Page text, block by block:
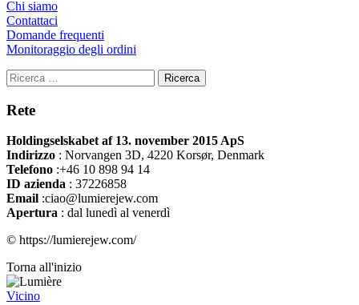
Chi siamo
Contattaci
Domande frequenti
Monitoraggio degli ordini
Ricerca
Rete
Holdingselskabet af 13. november 2015 ApS
Indirizzo : Norvangen 3D, 4220 Korsør, Denmark
Telefono :+46 10 898 94 14
ID azienda : 37226858
Email :ciao@lumierejew.com
Apertura : dal lunedì al venerdì
© https://lumierejew.com/
Torna all'inizio
Vicino